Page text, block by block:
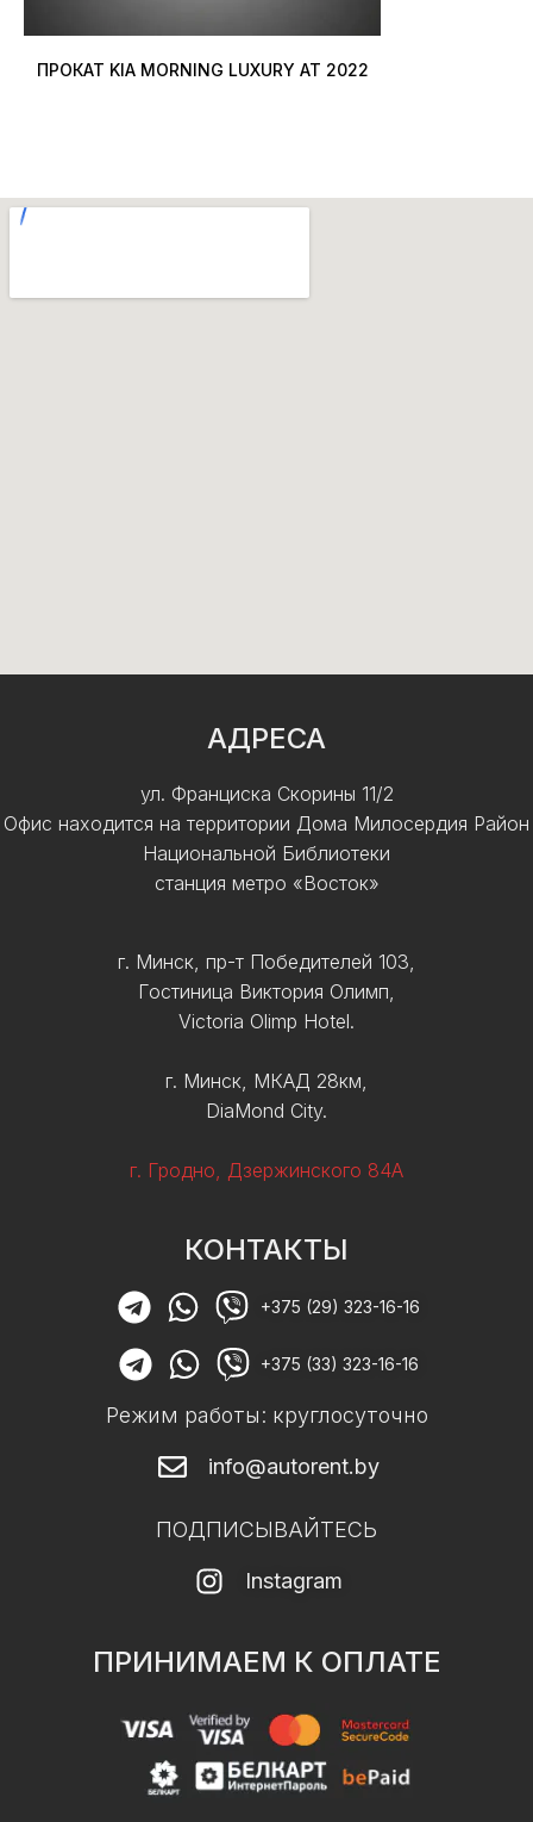
ПРОКАТ KIA MORNING LUXURY AT 2022
АДРЕСА
ул. Франциска Скорины 11/2
Офис находится на территории Дома Милосердия Район
Национальной Библиотеки
станция метро «Восток»
г. Минск, пр-т Победителей 103,
Гостиница Виктория Олимп,
Victoria Olimp Hotel.
г. Минск, МКАД 28км,
DiaMond City.
г. Гродно, Дзержинского 84А
КОНТАКТЫ
+375 (29) 323-16-16
+375 (33) 323-16-16
Режим работы: круглосуточно
info@autorent.by
ПОДПИСЫВАЙТЕСЬ
Instagram
ПРИНИМАЕМ К ОПЛАТЕ